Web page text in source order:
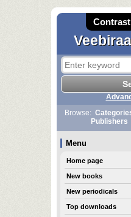
Contrast
Browse:
Publishers
Menu
Home page
New books
New periodicals
Top downloads